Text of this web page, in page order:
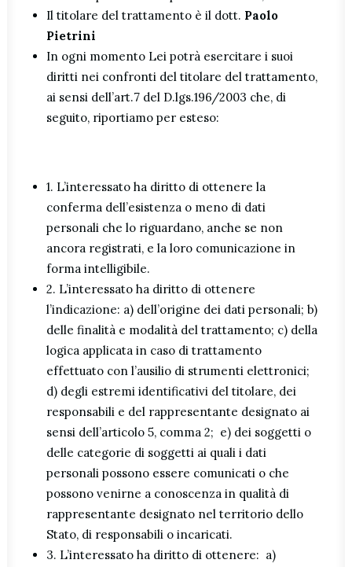
Il titolare del trattamento è il dott. Paolo
Pietrini
In ogni momento Lei potrà esercitare i suoi
diritti nei confronti del titolare del trattamento,
ai sensi dell’art.7 del D.lgs.196/2003 che, di
seguito, riportiamo per esteso:
1. L’interessato ha diritto di ottenere la
conferma dell’esistenza o meno di dati
personali che lo riguardano, anche se non
ancora registrati, e la loro comunicazione in
forma intelligibile.
2. L’interessato ha diritto di ottenere
l’indicazione: a) dell’origine dei dati personali; b)
delle finalità e modalità del trattamento; c) della
logica applicata in caso di trattamento
effettuato con l’ausilio di strumenti elettronici;
d) degli estremi identificativi del titolare, dei
responsabili e del rappresentante designato ai
sensi dell’articolo 5, comma 2; e) dei soggetti o
delle categorie di soggetti ai quali i dati
personali possono essere comunicati o che
possono venirne a conoscenza in qualità di
rappresentante designato nel territorio dello
Stato, di responsabili o incaricati.
3. L’interessato ha diritto di ottenere: a)